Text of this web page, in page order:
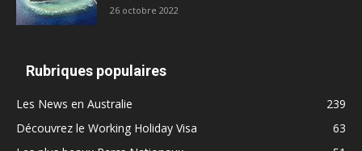
26 octobre 2022
Rubriques populaires
Les News en Australie
239
Découvrez le Working Holiday Visa
63